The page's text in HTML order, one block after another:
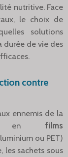
nutritive. Face
le choix de
solutions
durée de vie des
contre
ennemis de la
en
films
ou PET)
les sachets sous